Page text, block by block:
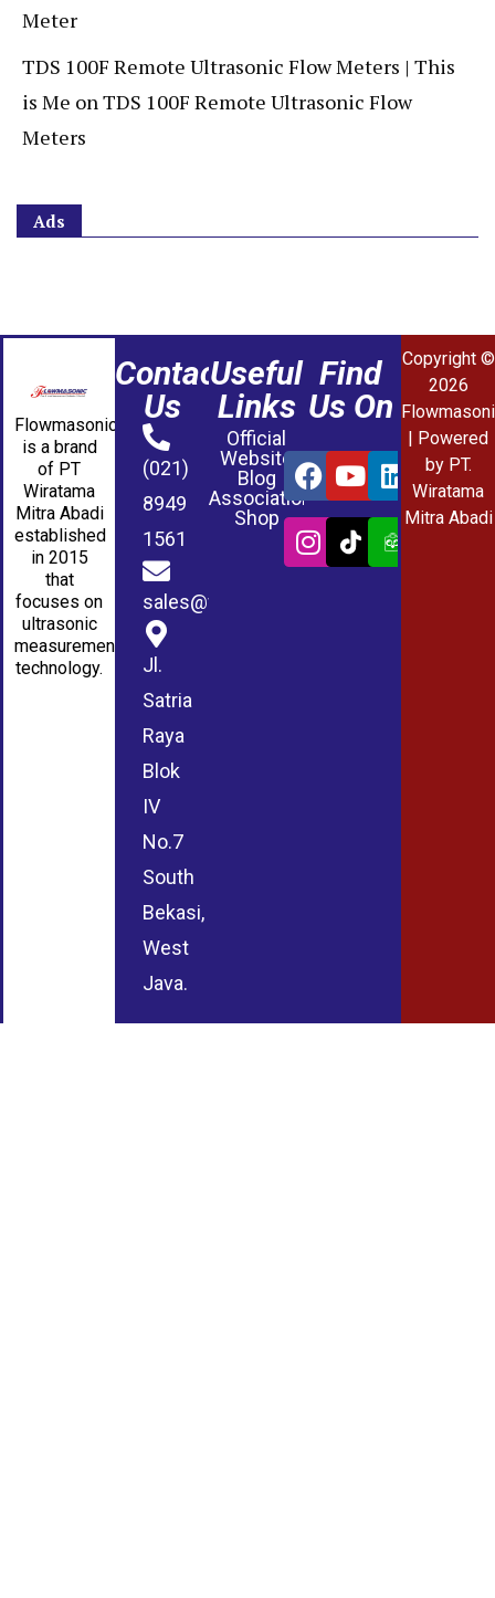
Meter
TDS 100F Remote Ultrasonic Flow Meters | This
is Me onTDS 100F Remote Ultrasonic Flow
Meters
Ads
Flowmasonic
is a brand
of PT
Wiratama
Mitra Abadi
established
in 2015
that
focuses on
ultrasonic
measurement
technology.
Contact
Us
(021)
8949
1561
sales@wmablog.com
Jl.
Satria
Raya
Blok
IV
No.7
South
Bekasi,
West
Java.
Useful
Links
Official
Website
Blog
Association
Shop
Find
Us On
Copyright ©
2026
| Powered
by PT.
Wiratama
Mitra Abadi